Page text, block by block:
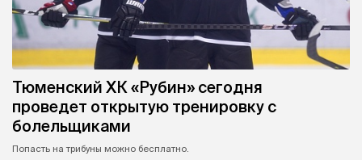
Тюменский ХК «Рубин» сегодня
проведет открытую тренировку с
болельщиками
Попасть на трибуны можно бесплатно.